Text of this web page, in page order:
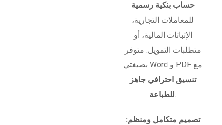
حساب بنكية رسمية
للمعاملات التجارية،
الإثباتات المالية، أو
متطلبات التمويل. متوفر
بصيغتي Word و PDF مع
تنسيق احترافي جاهز
للطباعة.
تصميم متكامل ومنظم: